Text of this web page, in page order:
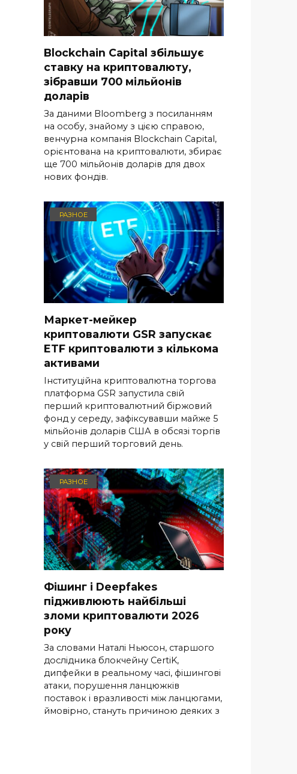
Blockchain Capital збільшує
ставку на криптовалюту,
зібравши 700 мільйонів
доларів
За даними Bloomberg з посиланням
на особу, знайому з цією справою,
венчурна компанія Blockchain Capital,
орієнтована на криптовалюти, збирає
ще 700 мільйонів доларів для двох
нових фондів.
РАЗНОЕ
Маркет-мейкер
криптовалюти GSR запускає
ETF криптовалюти з кількома
активами
Інституційна криптовалютна торгова
платформа GSR запустила свій
перший криптовалютний біржовий
фонд у середу, зафіксувавши майже 5
мільйонів доларів США в обсязі торгів
у свій перший торговий день.
РАЗНОЕ
Фішинг і Deepfakes
підживлюють найбільші
зломи криптовалюти 2026
року
За словами Наталі Ньюсон, старшого
дослідника блокчейну CertiK,
дипфейки в реальному часі, фішингові
атаки, порушення ланцюжків
поставок і вразливості між ланцюгами,
ймовірно, стануть причиною деяких з